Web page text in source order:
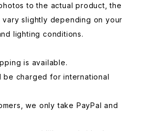
to the actual product, the
vary slightly depending on your
lighting conditions.
is available.
be charged for international
we only take PayPal and